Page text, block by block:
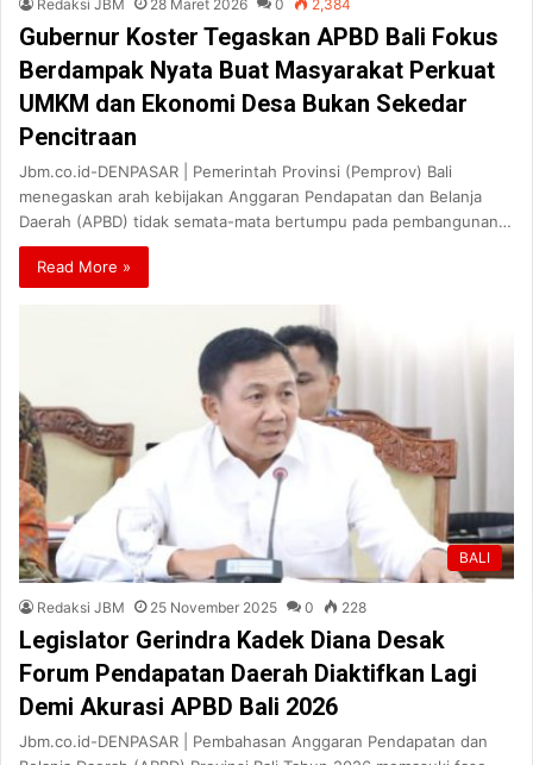
Redaksi JBM 28 Maret 2026 0 2,384
Gubernur Koster Tegaskan APBD Bali Fokus
Berdampak Nyata Buat Masyarakat Perkuat
UMKM dan Ekonomi Desa Bukan Sekedar
Pencitraan
Jbm.co.id-DENPASAR | Pemerintah Provinsi (Pemprov) Bali
menegaskan arah kebijakan Anggaran Pendapatan dan Belanja
Daerah (APBD) tidak semata-mata bertumpu pada pembangunan…
Read More »
BALI
Redaksi JBM 25 November 2025 0 228
Legislator Gerindra Kadek Diana Desak
Forum Pendapatan Daerah Diaktifkan Lagi
Demi Akurasi APBD Bali 2026
Jbm.co.id-DENPASAR | Pembahasan Anggaran Pendapatan dan